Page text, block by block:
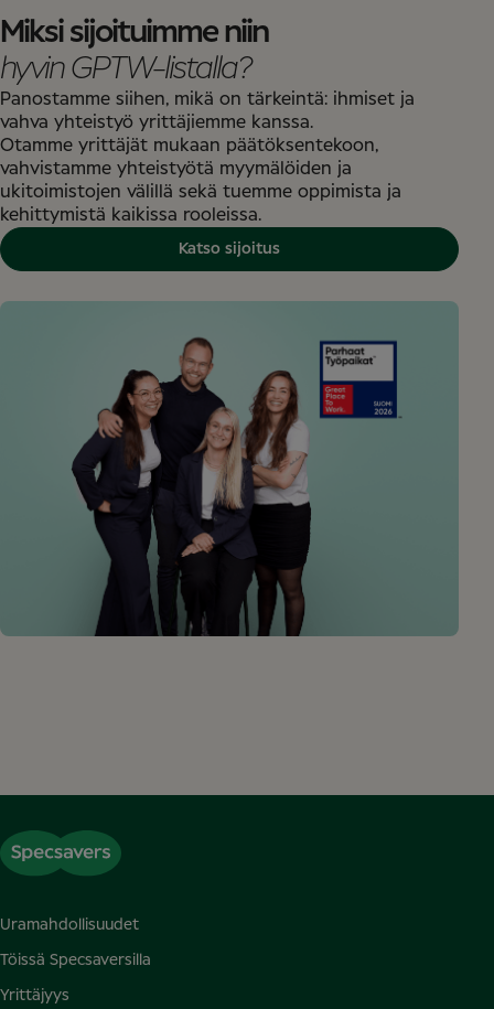
Miksi sijoituimme niin
hyvin GPTW-listalla?
Panostamme siihen, mikä on tärkeintä: ihmiset ja
vahva yhteistyö yrittäjiemme kanssa.
Otamme yrittäjät mukaan päätöksentekoon,
vahvistamme yhteistyötä myymälöiden ja
ukitoimistojen välillä sekä tuemme oppimista ja
kehittymistä kaikissa rooleissa.
Katso sijoitus
Uramahdollisuudet
Töissä Specsaversilla
Yrittäjyys